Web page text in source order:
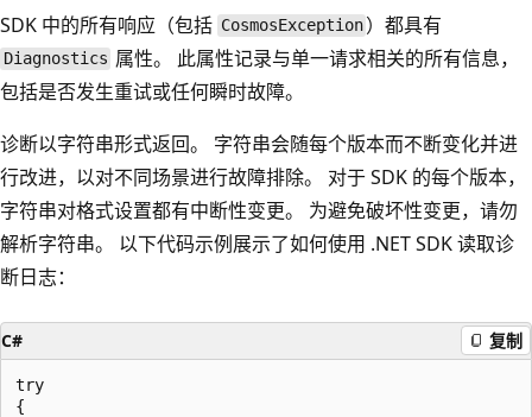
SDK 中的所有响应（包括 CosmosException ）都具有
Diagnostics 属性。 此属性记录与单一请求相关的所有信息，
包括是否发生重试或任何瞬时故障。
诊断以字符串形式返回。 字符串会随每个版本而不断变化并进
行改进，以对不同场景进行故障排除。 对于 SDK 的每个版本，
字符串对格式设置都有中断性变更。 为避免破坏性变更，请勿
解析字符串。 以下代码示例展示了如何使用 .NET SDK 读取诊
断日志：
C# 复制
try
{